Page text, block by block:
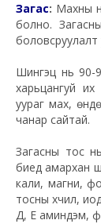
Загас: Махны
болно.
боловсруулалт
Шингэц нь 90-
харьцангуй
уураг мах,
чанар сайтай.
Загасны тос нь
биед амархан
кали, магни,
тосны хүчил,
Д, Е аминдэм,